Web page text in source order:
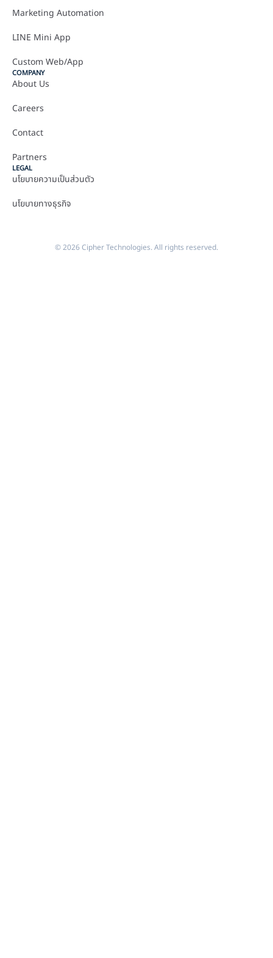
Marketing Automation
LINE Mini App
Custom Web/App
COMPANY
About Us
Careers
Contact
Partners
LEGAL
นโยบายความเป็นส่วนตัว
นโยบายทางธุรกิจ
© 2026 Cipher Technologies. All rights reserved.